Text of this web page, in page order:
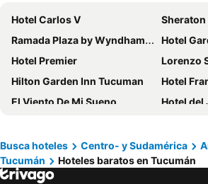
Hotel Carlos V
Sheraton
Ramada Plaza by Wyndham Tucuman
Hotel
Hotel Premier
Lorenzo
Hilton Garden Inn Tucuman
Hotel
El Viento De Mi Sueno
Hotel del
Hotel Catalinas Tucuman
Sol San
Hotel Metropol
LG
Busca hoteles Centro- y Sudamérica
Tucumán
Hoteles baratos en Tucumán